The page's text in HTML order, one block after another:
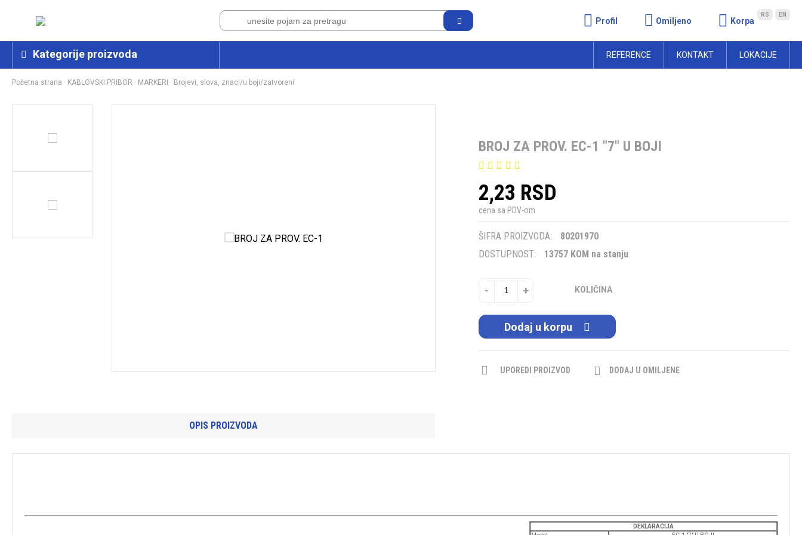
Profil Omiljeno Korpa
RS EN
Kategorije proizvoda REFERENCE KONTAKT LOKACIJE
Početna strana · KABLOVSKI PRIBOR · MARKERI · Brojevi, slova, znaci/u boji/zatvoreni
BROJ ZA PROV. EC-1 "7" U BOJI
2,23 RSD
cena sa PDV-om
ŠIFRA PROIZVODA:
80201970
DOSTUPNOST:
13757 KOM na stanju
- + KOLIČINA
Dodaj u korpu
UPOREDI PROIZVOD DODAJ U OMILJENE
OPIS PROIZVODA
DEKLARACIJA